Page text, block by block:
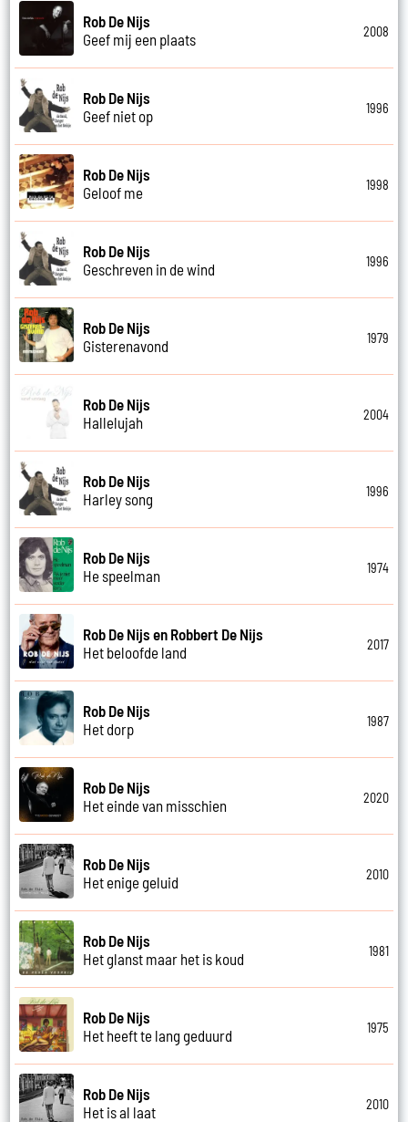
Rob De Nijs
Geef mij een plaats
2008
Rob De Nijs
Geef niet op
1996
Rob De Nijs
Geloof me
1998
Rob De Nijs
Geschreven in de wind
1996
Rob De Nijs
Gisterenavond
1979
Rob De Nijs
Hallelujah
2004
Rob De Nijs
Harley song
1996
Rob De Nijs
He speelman
1974
Rob De Nijs en Robbert De Nijs
Het beloofde land
2017
Rob De Nijs
Het dorp
1987
Rob De Nijs
Het einde van misschien
2020
Rob De Nijs
Het enige geluid
2010
Rob De Nijs
Het glanst maar het is koud
1981
Rob De Nijs
Het heeft te lang geduurd
1975
Rob De Nijs
Het is al laat
2010